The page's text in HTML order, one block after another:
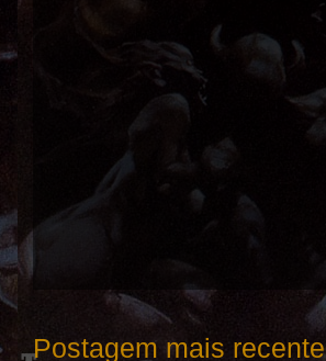
Postagem mais recente